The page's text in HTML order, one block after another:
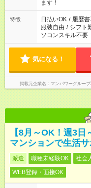
間以上勤務は社会
（日雇い派遣の原
案内が難しい場合
ます！
特徴 日払いOK / 履歴
服装自由 / シフト
ソコンスキル不要
気になる！
掲載元企業名 マンパワーグルー
【8月～OK！週3
マンションで生活
派遣 職種未経験OK 社会
WEB登録・面接OK